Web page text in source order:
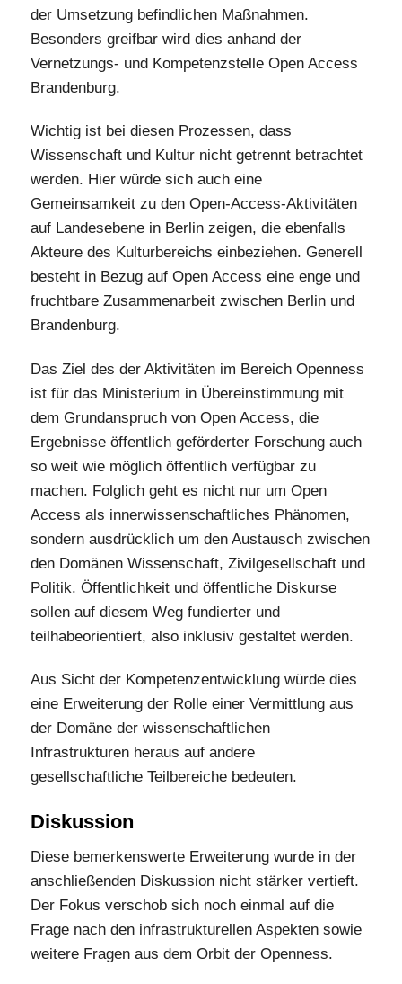
der Umsetzung befindlichen Maßnahmen.
Besonders greifbar wird dies anhand der
Vernetzungs- und Kompetenzstelle Open Access
Brandenburg.
Wichtig ist bei diesen Prozessen, dass
Wissenschaft und Kultur nicht getrennt betrachtet
werden. Hier würde sich auch eine
Gemeinsamkeit zu den Open-Access-Aktivitäten
auf Landesebene in Berlin zeigen, die ebenfalls
Akteure des Kulturbereichs einbeziehen. Generell
besteht in Bezug auf Open Access eine enge und
fruchtbare Zusammenarbeit zwischen Berlin und
Brandenburg.
Das Ziel des der Aktivitäten im Bereich Openness
ist für das Ministerium in Übereinstimmung mit
dem Grundanspruch von Open Access, die
Ergebnisse öffentlich geförderter Forschung auch
so weit wie möglich öffentlich verfügbar zu
machen. Folglich geht es nicht nur um Open
Access als innerwissenschaftliches Phänomen,
sondern ausdrücklich um den Austausch zwischen
den Domänen Wissenschaft, Zivilgesellschaft und
Politik. Öffentlichkeit und öffentliche Diskurse
sollen auf diesem Weg fundierter und
teilhabeorientiert, also inklusiv gestaltet werden.
Aus Sicht der Kompetenzentwicklung würde dies
eine Erweiterung der Rolle einer Vermittlung aus
der Domäne der wissenschaftlichen
Infrastrukturen heraus auf andere
gesellschaftliche Teilbereiche bedeuten.
Diskussion
Diese bemerkenswerte Erweiterung wurde in der
anschließenden Diskussion nicht stärker vertieft.
Der Fokus verschob sich noch einmal auf die
Frage nach den infrastrukturellen Aspekten sowie
weitere Fragen aus dem Orbit der Openness.